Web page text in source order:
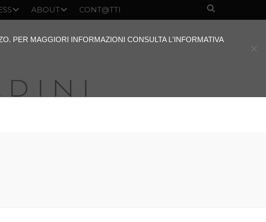
ABOUT CONT@TTI
PER MAGGIORI INFORMAZIONI CONSULTA L'INFORMATIVA